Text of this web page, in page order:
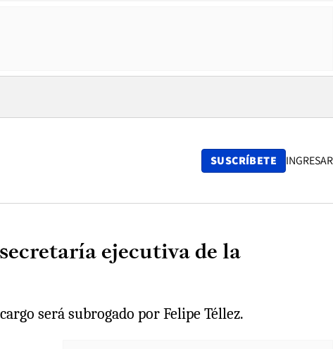
SUSCRÍBETE INGRESAR
ejecutiva de la
será subrogado por Felipe Téllez.